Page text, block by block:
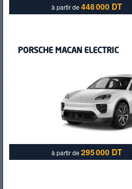
à partir de 448 000 DT
PORSCHE MACAN ELECTRIC
à partir de 295 000 DT